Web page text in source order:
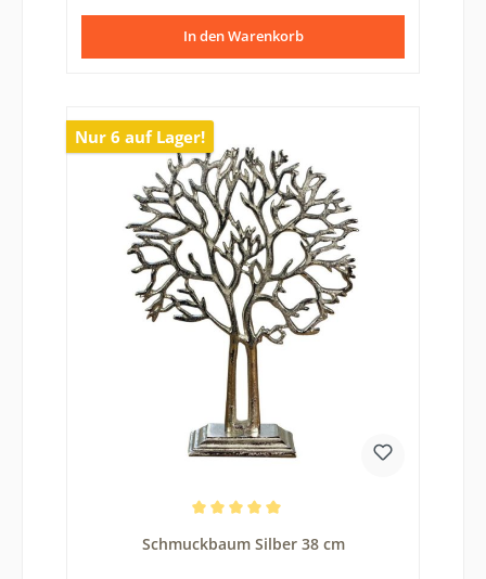
In den Warenkorb
Nur 6 auf Lager!
Schmuckbaum Silber 38 cm